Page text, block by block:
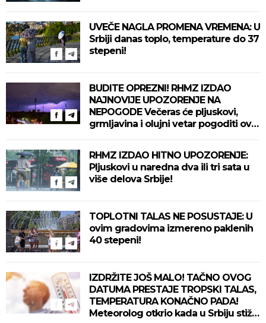
UVEČE NAGLA PROMENA VREMENA: U
Srbiji danas toplo, temperature do 37
stepeni!
BUDITE OPREZNI! RHMZ IZDAO
NAJNOVIJE UPOZORENJE NA
NEPOGODE Večeras će pljuskovi,
grmljavina i olujni vetar pogoditi ove
RHMZ IZDAO HITNO UPOZORENJE:
Pljuskovi u naredna dva ili tri sata u
više delova Srbije!
TOPLOTNI TALAS NE POSUSTAJE: U
ovim gradovima izmereno paklenih
40 stepeni!
IZDRŽITE JOŠ MALO! TAČNO OVOG
DATUMA PRESTAJE TROPSKI TALAS,
TEMPERATURA KONAČNO PADA!
Meteorolog otkrio kada u Srbiju stiže